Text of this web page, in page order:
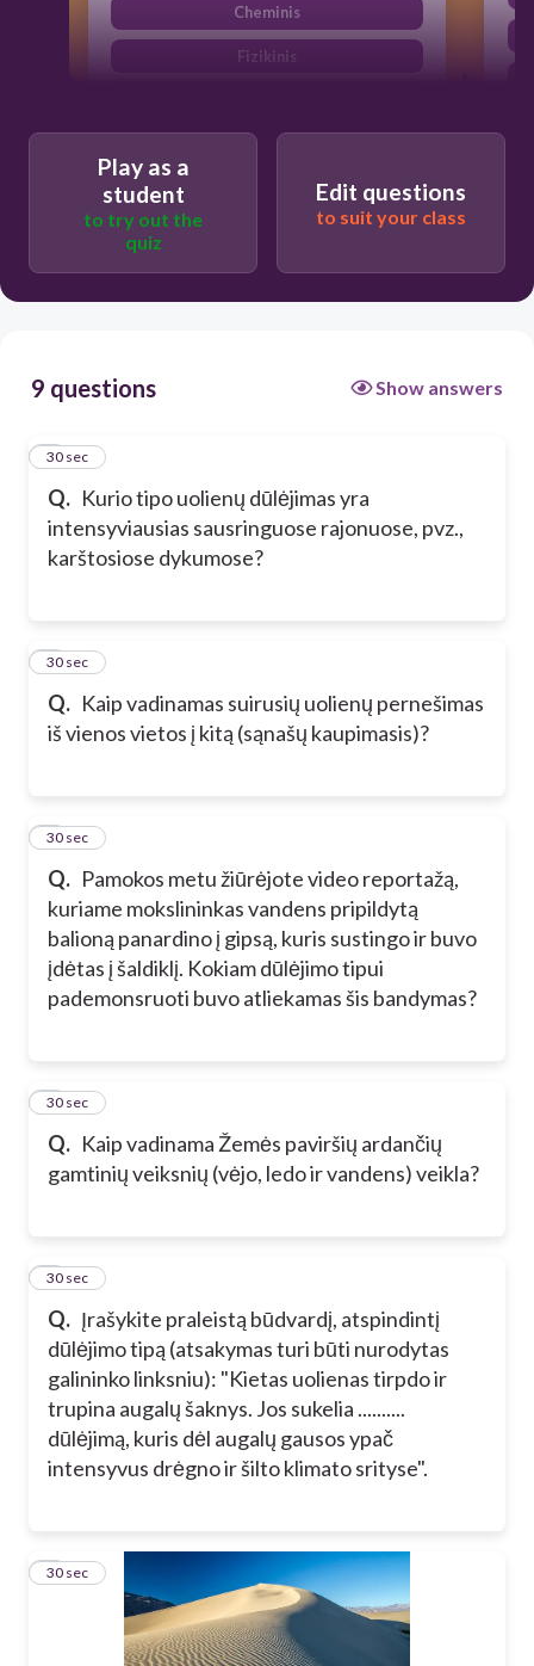
Cheminis
Fizikinis
Biologinis
Play as a
student
to try out the
quiz
Edit questions
to suit your class
9 questions Show answers
Q. Kurio tipo uolienų dūlėjimas yra
intensyviausias sausringuose rajonuose, pvz.,
karštosiose dykumose?
1
30 sec
Q. Kaip vadinamas suirusių uolienų pernešimas
iš vienos vietos į kitą (sąnašų kaupimasis)?
2
30 sec
Q. Pamokos metu žiūrėjote video reportažą,
kuriame mokslininkas vandens pripildytą
balioną panardino į gipsą, kuris sustingo ir buvo
įdėtas į šaldiklį. Kokiam dūlėjimo tipui
pademonsruoti buvo atliekamas šis bandymas?
3
30 sec
Q. Kaip vadinama Žemės paviršių ardančių
gamtinių veiksnių (vėjo, ledo ir vandens) veikla?
4
30 sec
Q. Įrašykite praleistą būdvardį, atspindintį
dūlėjimo tipą (atsakymas turi būti nurodytas
galininko linksniu): "Kietas uolienas tirpdo ir
trupina augalų šaknys. Jos sukelia ..........
dūlėjimą, kuris dėl augalų gausos ypač
intensyvus drėgno ir šilto klimato srityse".
5
30 sec
6
30 sec